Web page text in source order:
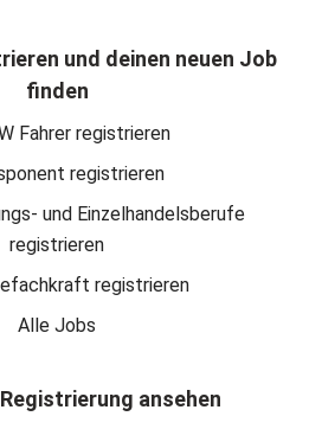
und deinen neuen Job
finden
Fahrer registrieren
registrieren
und Einzelhandelsberufe
registrieren
registrieren
Alle Jobs
ansehen